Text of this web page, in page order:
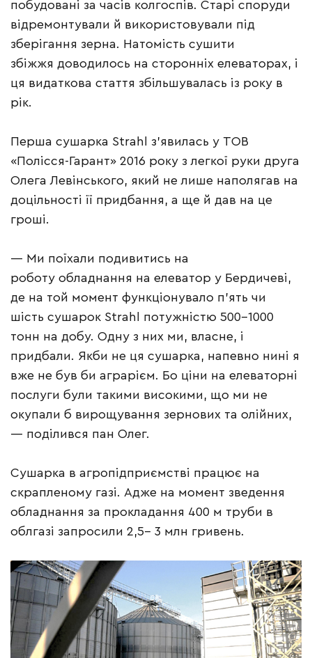
побудовані за часів колгоспів. Старі споруди
відремонтували й використовували під
зберігання зерна. Натомість сушити
збіжжя доводилось на сторонніх елеваторах, і
ця видаткова стаття збільшувалась із року в
рік.
Перша сушарка Strahl з’явилась у ТОВ
«Полісся-Гарант» 2016 року з легкої руки друга
Олега Левінського, який не лише наполягав на
доцільності її придбання, а ще й дав на це
гроші.
— Ми поїхали подивитись на
роботу обладнання на елеватор у Бердичеві,
де на той момент функціонувало п’ять чи
шість сушарок Strahl потужністю 500–1000
тонн на добу. Одну з них ми, власне, і
придбали. Якби не ця сушарка, напевно нині я
вже не був би аграрієм. Бо ціни на елеваторні
послуги були такими високими, що ми не
окупали б вирощування зернових та олійних,
— поділився пан Олег.
Сушарка в агропідприємстві працює на
скрапленому газі. Адже на момент зведення
обладнання за прокладання 400 м труби в
облгазі запросили 2,5– 3 млн гривень.